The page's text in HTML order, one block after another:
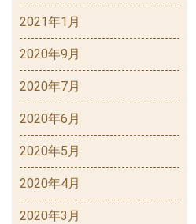
2021年1月
2020年9月
2020年7月
2020年6月
2020年5月
2020年4月
2020年3月